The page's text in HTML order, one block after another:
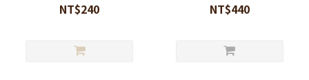
NT$240 NT$440